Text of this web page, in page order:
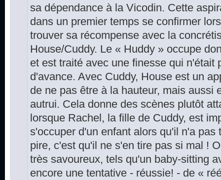
sa dépendance à la Vicodin. Cette
dans un premier temps se confirmer
trouver sa récompense avec la
House/Cuddy. Le « Huddy » occupe
et est traité avec une finesse qui n'était
d'avance. Avec Cuddy, House est un
de ne pas être à la hauteur, mais aussi
autrui. Cela donne des scènes plutôt
lorsque Rachel, la fille de Cuddy, est
s'occuper d'un enfant alors qu'il n'a pas
pire, c'est qu'il ne s'en tire pas si mal !
très savoureux, tels qu'un baby-sitting
encore une tentative - réussie! - de «